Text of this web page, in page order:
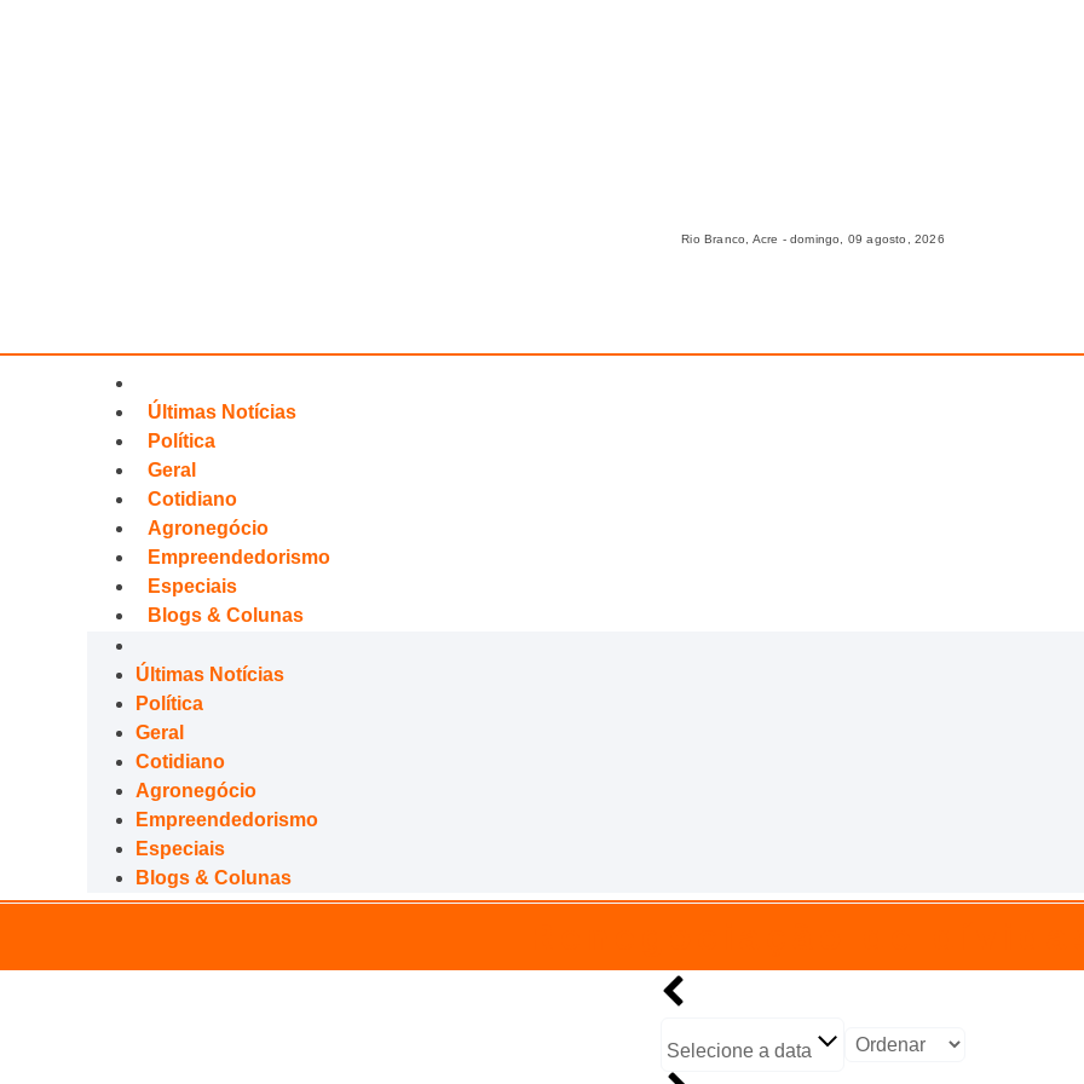
Rio Branco, Acre - domingo, 09 agosto, 2026
Últimas Notícias
Política
Geral
Cotidiano
Agronegócio
Empreendedorismo
Especiais
Blogs & Colunas
Últimas Notícias
Política
Geral
Cotidiano
Agronegócio
Empreendedorismo
Especiais
Blogs & Colunas
Selecione a data